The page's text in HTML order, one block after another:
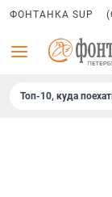
ФОНТАНКА SUP
Топ-10, куда